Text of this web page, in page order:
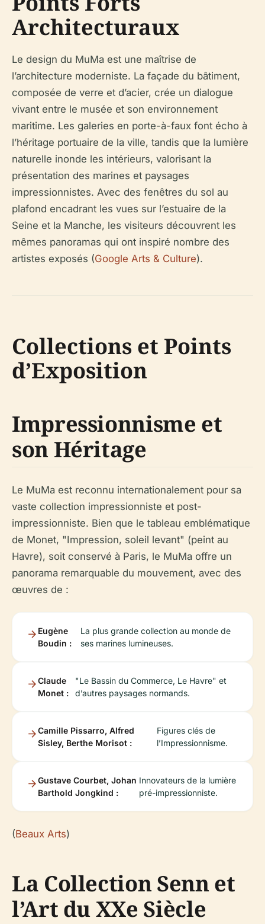
Architecturaux
Le design du MuMa est une maîtrise de
l’architecture moderniste. La façade du bâtiment,
composée de verre et d’acier, crée un dialogue
vivant entre le musée et son environnement
maritime. Les galeries en porte-à-faux font écho à
l’héritage portuaire de la ville, tandis que la lumière
naturelle inonde les intérieurs, valorisant la
présentation des marines et paysages
impressionnistes. Avec des fenêtres du sol au
plafond encadrant les vues sur l’estuaire de la
Seine et la Manche, les visiteurs découvrent les
mêmes panoramas qui ont inspiré nombre des
artistes exposés (Google Arts & Culture).
Collections et Points
d’Exposition
Impressionnisme et
son Héritage
Le MuMa est reconnu internationalement pour sa
vaste collection impressionniste et post-
impressionniste. Bien que le tableau emblématique
de Monet, "Impression, soleil levant" (peint au
Havre), soit conservé à Paris, le MuMa offre un
panorama remarquable du mouvement, avec des
œuvres de :
Eugène
Boudin :
La plus grande collection au monde de
ses marines lumineuses.
Claude
Monet :
"Le Bassin du Commerce, Le Havre" et
d’autres paysages normands.
Camille Pissarro, Alfred
Sisley, Berthe Morisot :
Figures clés de
l’Impressionnisme.
Gustave Courbet, Johan
Barthold Jongkind :
Innovateurs de la lumière
pré-impressionniste.
(Beaux Arts)
La Collection Senn et
l’Art du XXe Siècle